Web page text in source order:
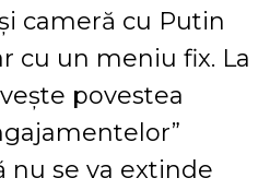
cameră cu Putin
cu un meniu fix. La
povestea
nu se va extinde